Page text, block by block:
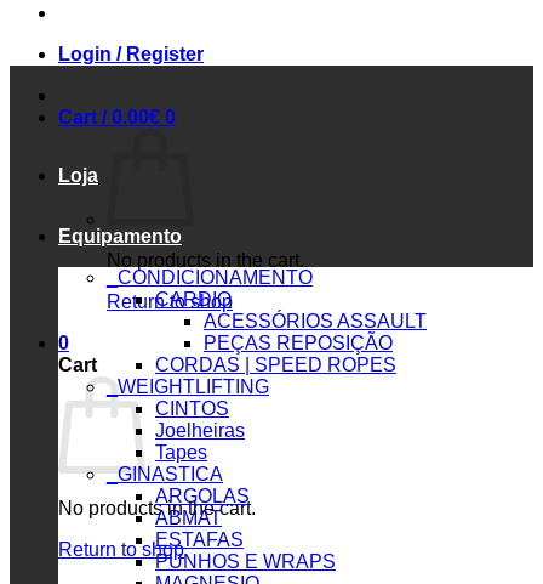
Login / Register
Cart /0.00€ 0
No products in the cart.
Return to shop
0
Cart
No products in the cart.
Return to shop
Loja
Equipamento
_CONDICIONAMENTO
CARDIO
ACESSÓRIOS ASSAULT
PEÇAS REPOSIÇÃO
CORDAS | SPEED ROPES
_WEIGHTLIFTING
CINTOS
Joelheiras
Tapes
_GINASTICA
ARGOLAS
ABMAT
ESTAFAS
PUNHOS E WRAPS